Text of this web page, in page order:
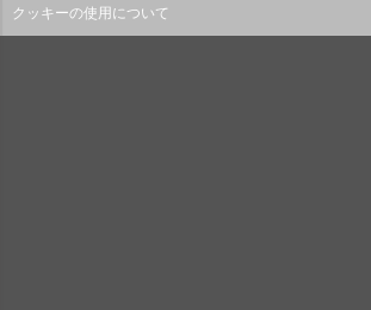
クッキーの使用について